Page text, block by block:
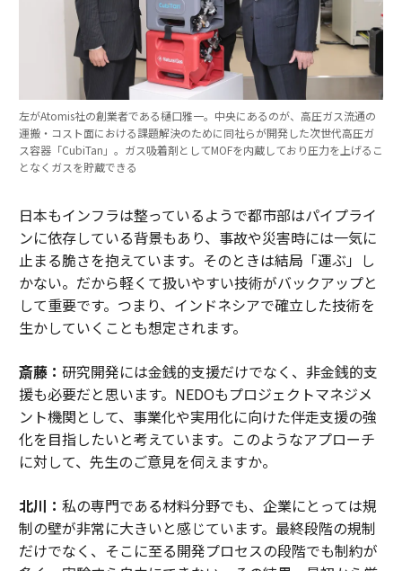
左がAtomis社の創業者である樋口雅一。中央にあるのが、高圧ガス流通の
運搬・コスト面における課題解決のために同社らが開発した次世代高圧ガ
ス容器「CubiTan」。ガス吸着剤としてMOFを内蔵しており圧力を上げるこ
となくガスを貯蔵できる
日本もインフラは整っているようで都市部はパイプライ
ンに依存している背景もあり、事故や災害時には一気に
止まる脆さを抱えています。そのときは結局「運ぶ」し
かない。だから軽くて扱いやすい技術がバックアップと
して重要です。つまり、インドネシアで確立した技術を
生かしていくことも想定されます。
斎藤： 研究開発には金銭的支援だけでなく、非金銭的支
援も必要だと思います。NEDOもプロジェクトマネジメ
ント機関として、事業化や実用化に向けた伴走支援の強
化を目指したいと考えています。このようなアプローチ
に対して、先生のご意見を伺えますか。
北川： 私の専門である材料分野でも、企業にとっては規
制の壁が非常に大きいと感じています。最終段階の規制
だけでなく、そこに至る開発プロセスの段階でも制約が